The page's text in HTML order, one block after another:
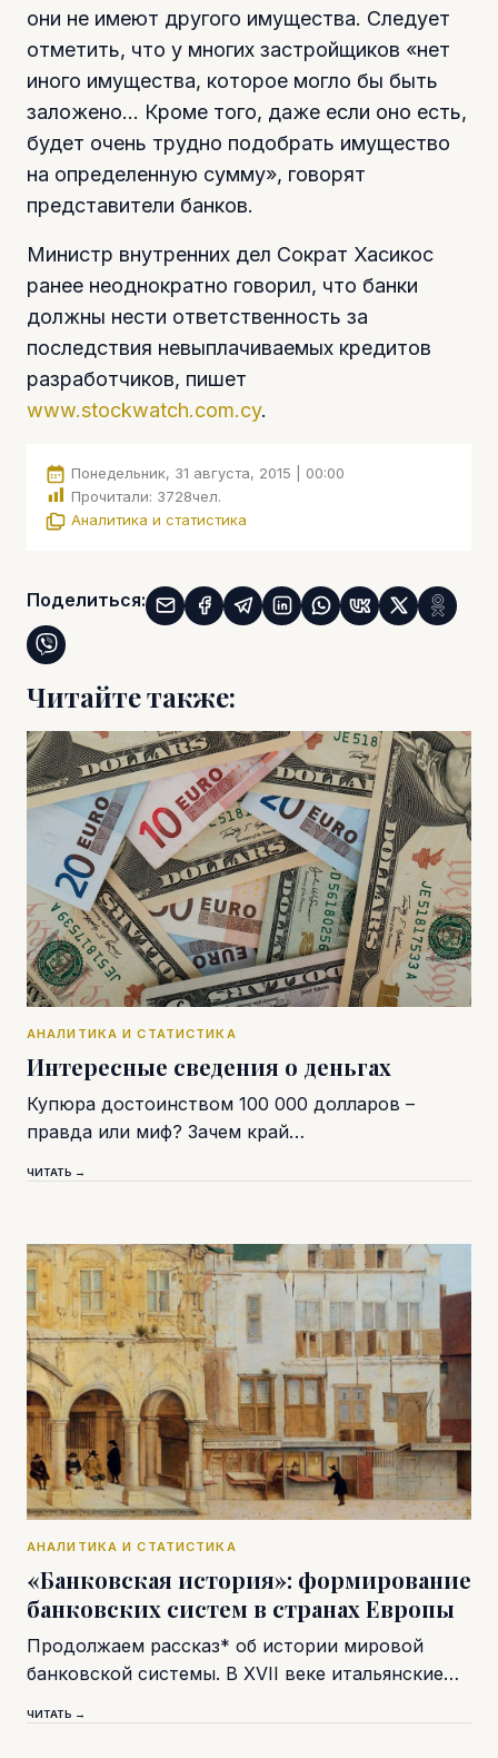
они не имеют другого имущества. Следует
отметить, что у многих застройщиков «нет
иного имущества, которое могло бы быть
заложено… Кроме того, даже если оно есть,
будет очень трудно подобрать имущество
на определенную сумму», говорят
представители банков.
Министр внутренних дел Сократ Хасикос
ранее неоднократно говорил, что банки
должны нести ответственность за
последствия невыплачиваемых кредитов
разработчиков, пишет
www.stockwatch.com.cy.
Понедельник, 31 августа, 2015 | 00:00
Прочитали: 3728чел.
Аналитика и статистика
Поделиться:
Читайте также:
АНАЛИТИКА И СТАТИСТИКА
Интересные сведения о деньгах
Купюра достоинством 100 000 долларов –
правда или миф? Зачем край…
ЧИТАТЬ →
АНАЛИТИКА И СТАТИСТИКА
«Банковская история»: формирование
банковских систем в странах Европы
Продолжаем рассказ* об истории мировой
банковской системы. В XVII веке итальянские…
ЧИТАТЬ →